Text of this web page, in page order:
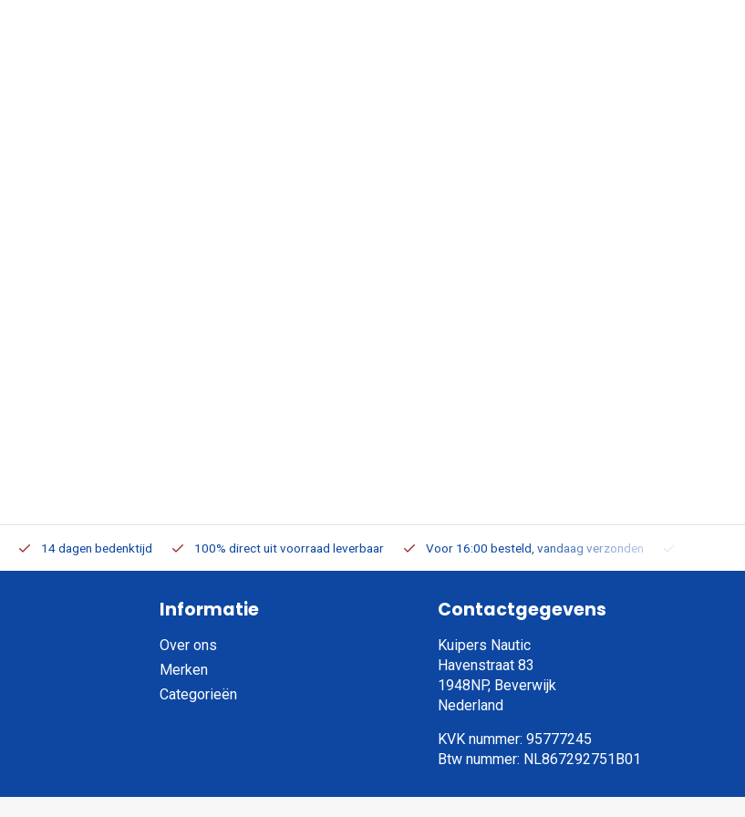
14 dagen bedenktijd 100% direct uit voorraad leverbaar Voor 16:00 besteld, vandaag verzonden
Informatie
Over ons
Merken
Categorieën
Contactgegevens
Kuipers Nautic
Havenstraat 83
1948NP, Beverwijk
Nederland
KVK nummer: 95777245
Btw nummer: NL867292751B01